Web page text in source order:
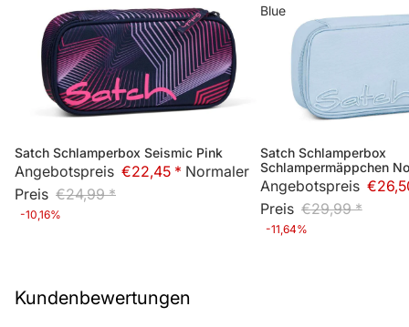
Sale
Satch Schlamperbox Seismic Pink
Angebotspreis €22,45 * Normaler
Preis €24,99 *
-10,16%
Blue
Sale
Satch Schlamperbox
Schlampermäppchen
Angebotspreis
Preis €29,99 *
-11,64%
Kundenbewertungen